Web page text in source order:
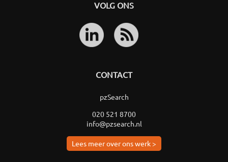
VOLG ONS
CONTACT
pzSearch
020 521 8700
info@pzsearch.nl
Lees meer over ons werk >